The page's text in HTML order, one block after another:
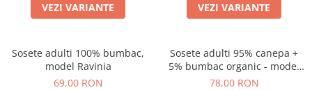
VEZI VARIANTE VEZI VARIANTE
Sosete adulti 100% bumbac,
model Ravinia
69,00 RON
Sosete adulti 95% canepa +
5% bumbac organic - model
Paola (diverse marimi)
78,00 RON